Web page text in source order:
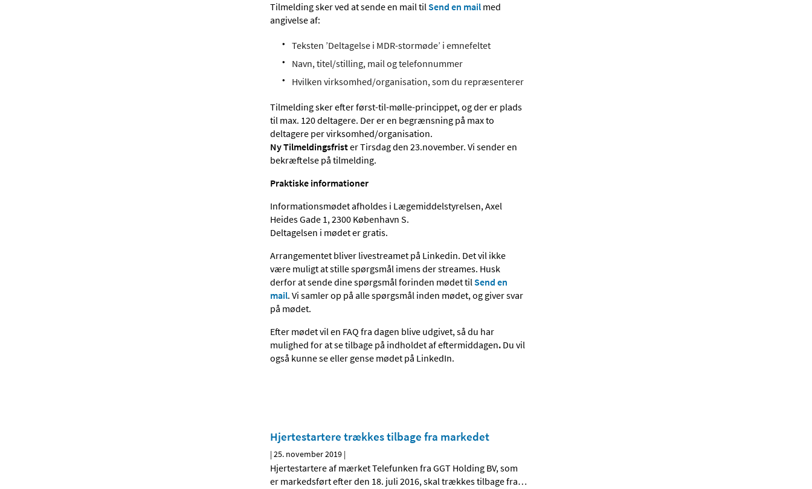
Tilmelding sker ved at sende en mail tilSend en mail med
angivelse af:
Teksten ’Deltagelse i MDR-stormøde’ i emnefeltet
Navn, titel/stilling, mail og telefonnummer
Hvilken virksomhed/organisation, som du repræsenterer
Tilmelding sker efter først-til-mølle-princippet, og der er plads
til max. 120 deltagere. Der er en begrænsning på max to
deltagere per virksomhed/organisation.
Ny Tilmeldingsfrister Tirsdag den 23.november. Vi sender en
bekræftelse på tilmelding.
Praktiske informationer
Informationsmødet afholdes i Lægemiddelstyrelsen, Axel
Heides Gade 1, 2300 København S.
Deltagelsen i mødet er gratis.
Arrangementet bliver livestreamet på Linkedin. Det vil ikke
være muligt at stille spørgsmål imens der streames. Husk
derfor at sende dine spørgsmål forinden mødet tilSend en
mail. Vi samler op på alle spørgsmål inden mødet, og giver svar
på mødet.
Efter mødet vil en FAQ fra dagen blive udgivet, så du har
mulighed for at se tilbage på indholdet af eftermiddagen. Du vil
også kunne se eller gense mødet på LinkedIn.
Hjertestartere trækkes tilbage fra markedet
|25. november 2019 |
Hjertestartere af mærket Telefunken fra GGT Holding BV, som
er markedsført efter den 18. juli 2016, skal trækkes tilbage fra…